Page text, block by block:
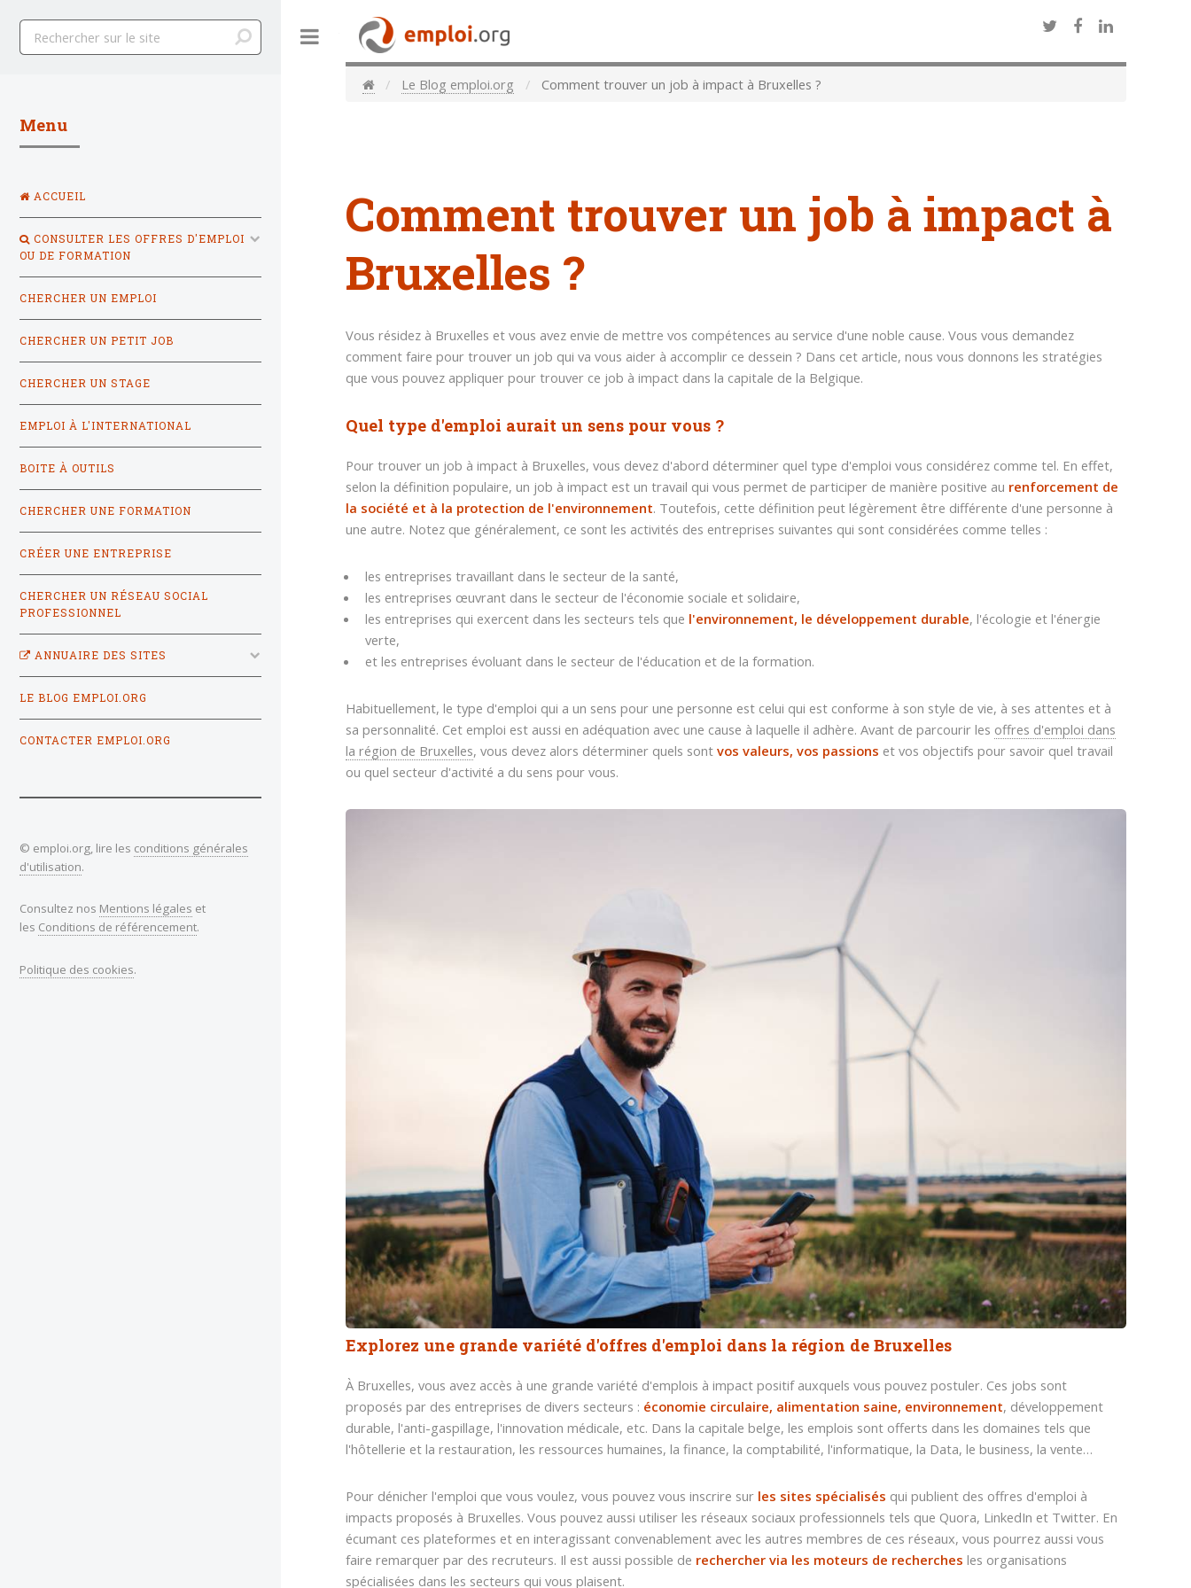
Le Blog emploi.org Comment trouver un job à impact à Bruxelles ?
Comment trouver un job à impact à
Bruxelles ?
Vous résidez à Bruxelles et vous avez envie de mettre vos compétences au service d'une noble cause. Vous vous demandez
comment faire pour trouver un job qui va vous aider à accomplir ce dessein ? Dans cet article, nous vous donnons les stratégies
que vous pouvez appliquer pour trouver ce job à impact dans la capitale de la Belgique.
Quel type d'emploi aurait un sens pour vous ?
Pour trouver un job à impact à Bruxelles, vous devez d'abord déterminer quel type d'emploi vous considérez comme tel. En effet,
selon la définition populaire, un job à impact est un travail qui vous permet de participer de manière positive au renforcement de
la société et à la protection de l'environnement. Toutefois, cette définition peut légèrement être différente d'une personne à
une autre. Notez que généralement, ce sont les activités des entreprises suivantes qui sont considérées comme telles :
les entreprises travaillant dans le secteur de la santé,
les entreprises œuvrant dans le secteur de l'économie sociale et solidaire,
les entreprises qui exercent dans les secteurs tels que l'environnement, le développement durable, l'écologie et l'énergie
verte,
et les entreprises évoluant dans le secteur de l'éducation et de la formation.
Habituellement, le type d'emploi qui a un sens pour une personne est celui qui est conforme à son style de vie, à ses attentes et à
sa personnalité. Cet emploi est aussi en adéquation avec une cause à laquelle il adhère. Avant de parcourir les offres d'emploi dans
la région de Bruxelles, vous devez alors déterminer quels sontvos valeurs, vos passions et vos objectifs pour savoir quel travail
ou quel secteur d'activité a du sens pour vous.
Explorez une grande variété d'offres d'emploi dans la région de Bruxelles
À Bruxelles, vous avez accès à une grande variété d'emplois à impact positif auxquels vous pouvez postuler. Ces jobs sont
proposés par des entreprises de divers secteurs : économie circulaire, alimentation saine, environnement, développement
durable, l'anti-gaspillage, l'innovation médicale, etc. Dans la capitale belge, les emplois sont offerts dans les domaines tels que
l'hôtellerie et la restauration, les ressources humaines, la finance, la comptabilité, l'informatique, la Data, le business, la vente…
Pour dénicher l'emploi que vous voulez, vous pouvez vous inscrire sur les sites spécialisés qui publient des offres d'emploi à
impacts proposés à Bruxelles. Vous pouvez aussi utiliser les réseaux sociaux professionnels tels que Quora, LinkedIn et Twitter. En
écumant ces plateformes et en interagissant convenablement avec les autres membres de ces réseaux, vous pourrez aussi vous
faire remarquer par des recruteurs. Il est aussi possible de rechercher via les moteurs de recherchesles organisations
spécialisées dans les secteurs qui vous plaisent.
Menu
ACCUEIL
CONSULTER LES OFFRES D'EMPLOI
OU DE FORMATION
CHERCHER UN EMPLOI
CHERCHER UN PETIT JOB
CHERCHER UN STAGE
EMPLOI À L'INTERNATIONAL
BOITE À OUTILS
CHERCHER UNE FORMATION
CRÉER UNE ENTREPRISE
CHERCHER UN RÉSEAU SOCIAL
PROFESSIONNEL
ANNUAIRE DES SITES
LE BLOG EMPLOI.ORG
CONTACTER EMPLOI.ORG
© emploi.org, lire les conditions générales
d'utilisation.
Consultez nos Mentions légales et
les Conditions de référencement.
Politique des cookies.
Toggle